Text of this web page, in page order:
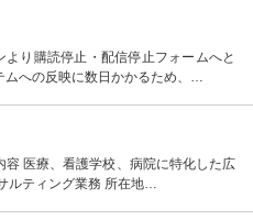
り購読停止・配信停止フォームへと
への反映に数日かかるため、…
医療、看護学校、病院に特化した広
ルティング業務 所在地…